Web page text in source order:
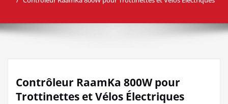
Contrôleur RaamKa 800W pour
Trottinettes et Vélos Électriques